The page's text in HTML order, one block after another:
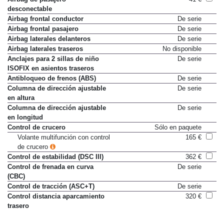
Airbag de pasajero
desconectable
Airbag frontal conductor
De serie
Airbag frontal pasajero
De serie
Airbag laterales delanteros
De serie
Airbag laterales traseros
No disponible
Anclajes para 2 sillas de niño
ISOFIX en asientos traseros
Antibloqueo de frenos (ABS)
De serie
Columna de dirección ajustable
en altura
Columna de dirección ajustable
en longitud
Control de crucero
Sólo en paquete
Volante multifunción con control
de crucero
Control de estabilidad (DSC III)
362 €
Control de frenada en curva
(CBC)
Control de tracción (ASC+T)
De serie
Control distancia aparcamiento